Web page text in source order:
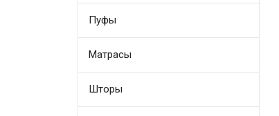
Пуфы
Матрасы
Шторы